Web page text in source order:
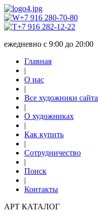
+7 916 280-70-80
+7 916 282-12-22
ежедневно с 9:00 до 20:00
Главная
|
О нас
|
Все художники сайта
|
О художниках
|
Как купить
|
Сотрудничество
|
Поиск
|
Контакты
АРТ КАТАЛОГ